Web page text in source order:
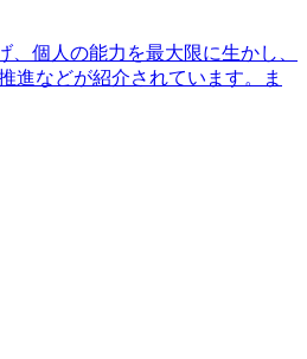
個人の能力を最大限に生かし、
進などが紹介されています。ま